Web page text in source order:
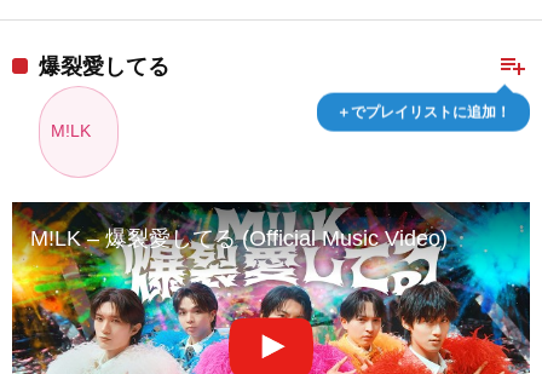
playlist_add
＋でプレイリストに追加！
爆裂愛してる
M!LK
M!LK – 爆裂愛してる (Official Music Video)